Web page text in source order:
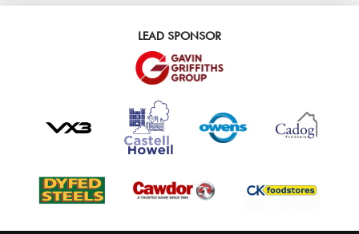
LEAD SPONSOR